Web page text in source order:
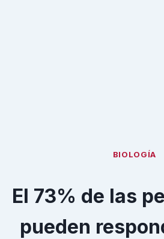
BIOLOGÍA
El 73% de las
pueden